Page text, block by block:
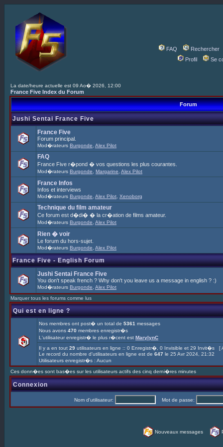
FAQ
Rechercher
Profil
Se
La date/heure actuelle est 09 Ao� 2026, 12:00
France Five Index du Forum
Forum
Jushi Sentai France Five
France Five
Forum principal.
Mod�rateurs Burgonde Alex Pilot
FAQ
France Five r�pond � vos questions les plus courantes.
Mod�rateurs Burgonde Margarine Alex Pilot
France Infos
Infos et interviews
Mod�rateurs Burgonde Alex Pilot Xenoborg
Technique du film amateur
Ce forum est d�di� � la cr�ation de films amateur.
Mod�rateurs Burgonde Alex Pilot
Rien � voir
Le forum du hors-sujet.
Mod�rateurs Burgonde Alex Pilot
France Five - English Forum
Jushi Sentai France Five
You don't speak french ? Why don't you leave us a message in english ? :)
Mod�rateurs Burgonde Alex Pilot
Marquer tous les forums comme lus
Qui est en ligne ?
Nos membres ont post� un total de 5361 messages
Nous avons 470 membres enregistr�s
L'utilisateur enregistr� le plus r�cent est MarylynC
Il y a en tout 29 utilisateurs en ligne :: 0 Enregistr�, 0 Invisible et 29 Invit�s [
Le record du nombre d'utilisateurs en ligne est de 647 le 25 Avr 2024, 21:32
Utilisateurs enregistr�s : Aucun
Ces donn�es sont bas�es sur les utilisateurs actifs des cinq derni�res minutes
Connexion
Nom d'utilisateur: Mot de passe:
Nouveaux messages